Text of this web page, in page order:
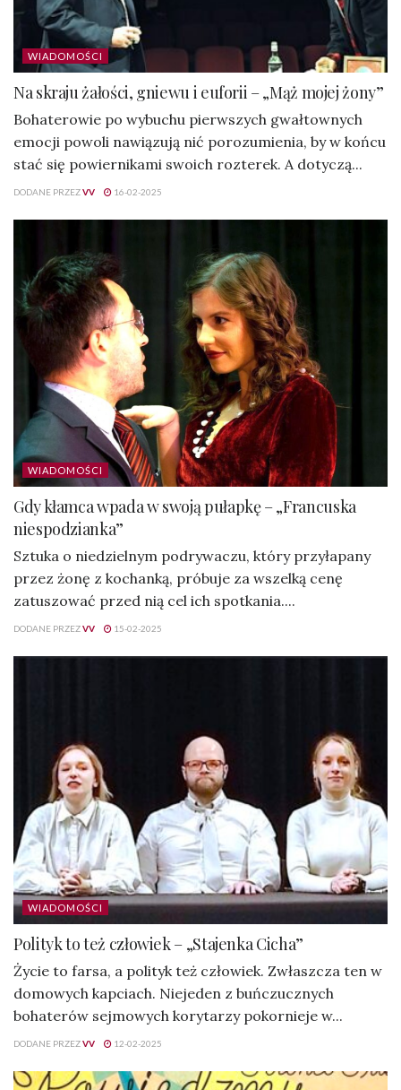
WIADOMOŚCI
Na skraju żałości, gniewu i euforii – „Mąż mojej żony”
Bohaterowie po wybuchu pierwszych gwałtownych
emocji powoli nawiązują nić porozumienia, by w końcu
stać się powiernikami swoich rozterek. A dotyczą...
DODANE PRZEZVV 16-02-2025
WIADOMOŚCI
Gdy kłamca wpada w swoją pułapkę – „Francuska
niespodzianka”
Sztuka o niedzielnym podrywaczu, który przyłapany
przez żonę z kochanką, próbuje za wszelką cenę
zatuszować przed nią cel ich spotkania....
DODANE PRZEZVV 15-02-2025
WIADOMOŚCI
Polityk to też człowiek – „Stajenka Cicha”
Życie to farsa, a polityk też człowiek. Zwłaszcza ten w
domowych kapciach. Niejeden z buńczucznych
bohaterów sejmowych korytarzy pokornieje w...
DODANE PRZEZVV 12-02-2025